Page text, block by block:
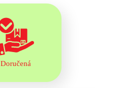
Doručená